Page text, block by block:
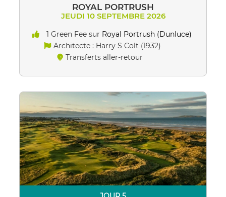
ROYAL PORTRUSH
JEUDI 10 SEPTEMBRE 2026
1 Green Fee sur Royal Portrush (Dunluce)
Architecte : Harry S Colt (1932)
Transferts aller-retour